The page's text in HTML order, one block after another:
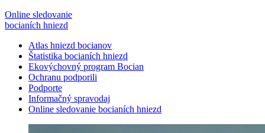
Online sledovanie
bocianích hniezd
Atlas hniezd bocianov
Štatistika bocianích hniezd
Ekovýchovný program Bocian
Ochranu podporili
Podporte
Informačný spravodaj
Online sledovanie bocianích hniezd